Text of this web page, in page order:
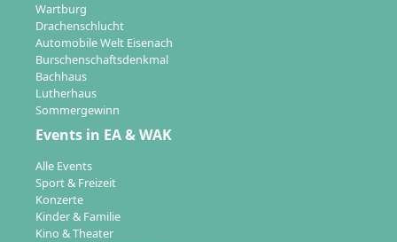
Wartburg
Drachenschlucht
Automobile Welt Eisenach
Burschenschaftsdenkmal
Bachhaus
Lutherhaus
Sommergewinn
Events in EA & WAK
Alle Events
Sport & Freizeit
Konzerte
Kinder & Familie
Kino & Theater